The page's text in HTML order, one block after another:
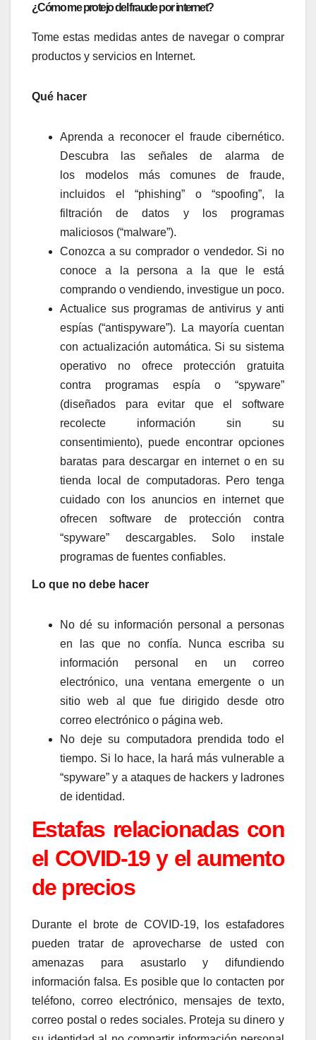
¿Cómo me protejo del fraude por internet?
Tome estas medidas antes de navegar o comprar
productos y servicios en Internet.
Qué hacer
Aprenda a reconocer el fraude cibernético.
Descubra las señales de alarma de
los modelos más comunes de fraude,
incluidos el “phishing” o “spoofing”, la
filtración de datos y los programas
maliciosos (“malware”).
Conozca a su comprador o vendedor. Si no
conoce a la persona a la que le está
comprando o vendiendo, investigue un poco.
Actualice sus programas de antivirus y anti
espías (“antispyware”). La mayoría cuentan
con actualización automática. Si su sistema
operativo no ofrece protección gratuita
contra programas espía o “spyware”
(diseñados para evitar que el software
recolecte información sin su
consentimiento), puede encontrar opciones
baratas para descargar en internet o en su
tienda local de computadoras. Pero tenga
cuidado con los anuncios en internet que
ofrecen software de protección contra
“spyware” descargables. Solo instale
programas de fuentes confiables.
Lo que no debe hacer
No dé su información personal a personas
en las que no confía. Nunca escriba su
información personal en un correo
electrónico, una ventana emergente o un
sitio web al que fue dirigido desde otro
correo electrónico o página web.
No deje su computadora prendida todo el
tiempo. Si lo hace, la hará más vulnerable a
“spyware” y a ataques de hackers y ladrones
de identidad.
Estafas relacionadas con
el COVID-19 y el aumento
de precios
Durante el brote de COVID-19, los estafadores
pueden tratar de aprovecharse de usted con
amenazas para asustarlo y difundiendo
información falsa. Es posible que lo contacten por
teléfono, correo electrónico, mensajes de texto,
correo postal o redes sociales. Proteja su dinero y